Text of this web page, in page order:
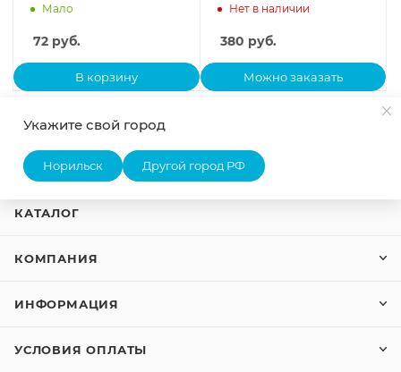
Мало
72 руб.
В корзину
Нет в наличии
380 руб.
Можно заказать
Страницы: 1 2 3
КАТАЛОГ
КОМПАНИЯ
ИНФОРМАЦИЯ
УСЛОВИЯ ОПЛАТЫ
Укажите свой город
Норильск Другой город РФ